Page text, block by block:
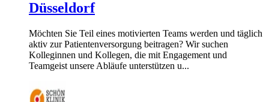
Düsseldorf
Möchten Sie Teil eines motivierten Teams werden und täglich
aktiv zur Patientenversorgung beitragen? Wir suchen
Kolleginnen und Kollegen, die mit Engagement und
Teamgeist unsere Abläufe unterstützen u...